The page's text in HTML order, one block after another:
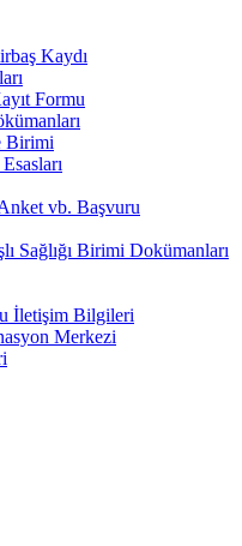
Kaydı
Formu
Birimi
vb. Başvuru
Sağlığı Birimi Dokümanları
İletişim Bilgileri
Merkezi